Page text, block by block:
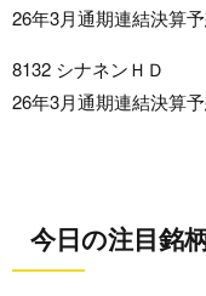
26年3月通期連結決算
8132 シナネンＨＤ
26年3月通期連結決算
今日の注目銘